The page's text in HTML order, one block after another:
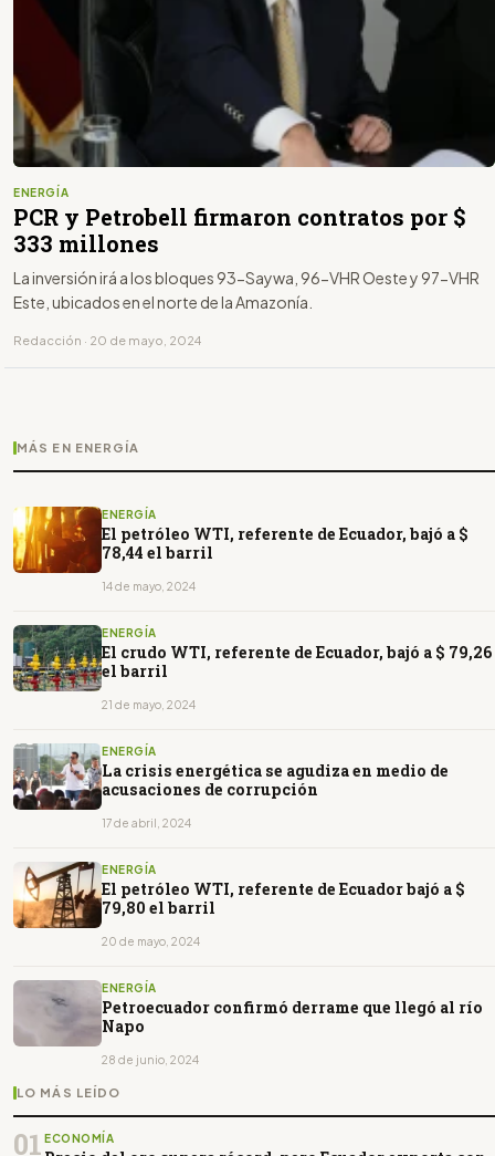
ENERGÍA
PCR y Petrobell firmaron contratos por $
333 millones
La inversión irá a los bloques 93-Saywa, 96-VHR Oeste y 97-VHR
Este, ubicados en el norte de la Amazonía.
Redacción · 20 de mayo, 2024
MÁS EN ENERGÍA
ENERGÍA
El petróleo WTI, referente de Ecuador, bajó a $
78,44 el barril
14 de mayo, 2024
ENERGÍA
El crudo WTI, referente de Ecuador, bajó a $ 79,26
el barril
21 de mayo, 2024
ENERGÍA
La crisis energética se agudiza en medio de
acusaciones de corrupción
17 de abril, 2024
ENERGÍA
El petróleo WTI, referente de Ecuador bajó a $
79,80 el barril
20 de mayo, 2024
ENERGÍA
Petroecuador confirmó derrame que llegó al río
Napo
28 de junio, 2024
LO MÁS LEÍDO
01 ECONOMÍA